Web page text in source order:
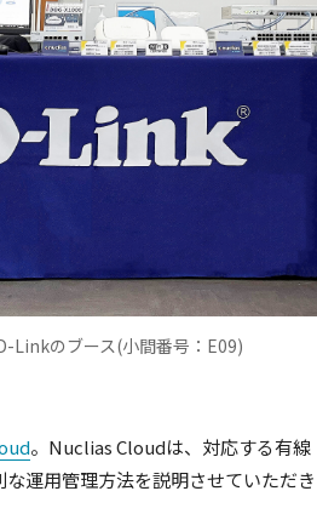
Linkのブース(小間番号：E09)
。Nuclias Cloudは、対応する有
運用管理方法を説明させていただき